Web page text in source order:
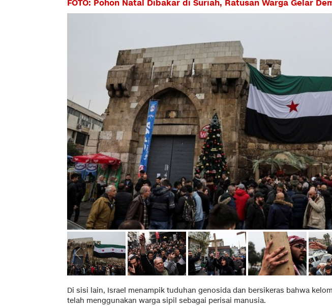
FOTO: Pohon Natal Dibakar di Suriah, Ratusan Warga Gelar
Di sisi lain, Israel menampik tuduhan genosida dan bersikeras bahwa
telah menggunakan warga sipil sebagai perisai manusia.